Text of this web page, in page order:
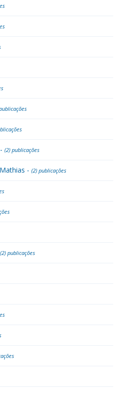
(2) publicações
- (2) publicações
(2) publicações